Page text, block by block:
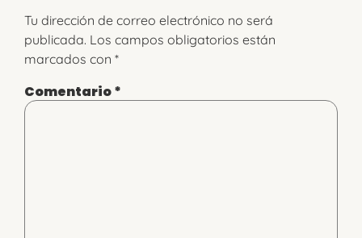
Tu dirección de correo electrónico no será
publicada. Los campos obligatorios están
marcados con *
Comentario*